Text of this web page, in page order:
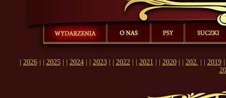
Ostatnie wydarzenia z życia naszej hodowli...
Kilka słów o naszej
2026| | 2025| | 2024| | 2023| | 2022| | 2021 2020| | 202. 2019|